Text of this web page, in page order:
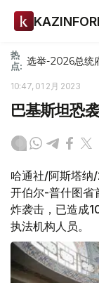
热
点: 选举-2026总统
10:47, 01 2月 2023
巴基斯坦恐
哈通社/阿斯塔纳
开伯尔-普什图省
炸袭击，已造成
执法机构人员。